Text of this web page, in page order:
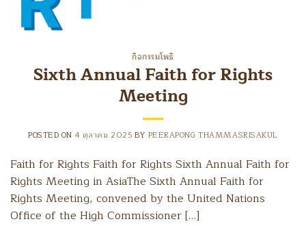
กิจกรรมโพธิ
Sixth Annual Faith for Rights
Meeting
POSTED ON 4 ตุลาคม 2025 BY PEERAPONG THAMMASRISAKUL
Faith for Rights Faith for Rights Sixth Annual Faith for
Rights Meeting in AsiaThe Sixth Annual Faith for
Rights Meeting, convened by the United Nations
Office of the High Commissioner […]